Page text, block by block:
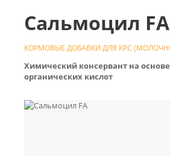
Сальмоцил FA
КОРМОВЫЕ ДОБАВКИ ДЛЯ КРС
Химический консервант на
органических кислот